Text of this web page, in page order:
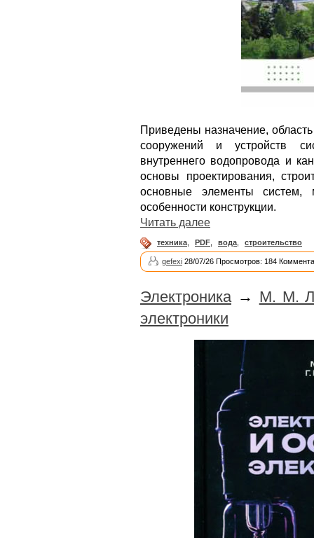
Приведены назначение,
сооружений и устройств
внутреннего водопровода и
основы проектирования,
основные элементы систем,
особенности конструкции.
Читать далее
техника PDF вода строительство
gefexi 28/07/26 Просмотров: 184
Электроника→ М. М.
электроники